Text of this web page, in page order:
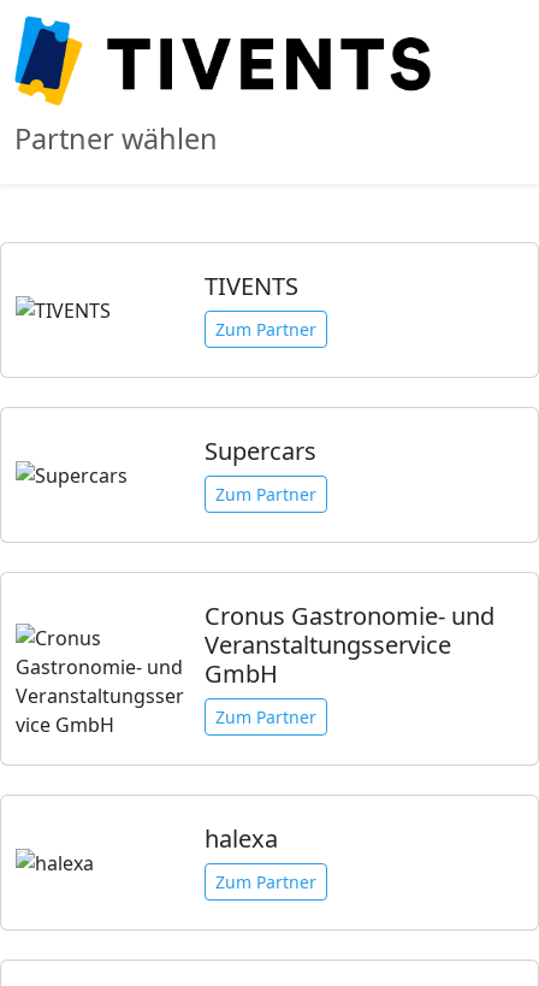
Partner wählen
TIVENTS
Zum Partner
Supercars
Zum Partner
Cronus Gastronomie- und
Veranstaltungsservice
GmbH
Zum Partner
halexa
Zum Partner